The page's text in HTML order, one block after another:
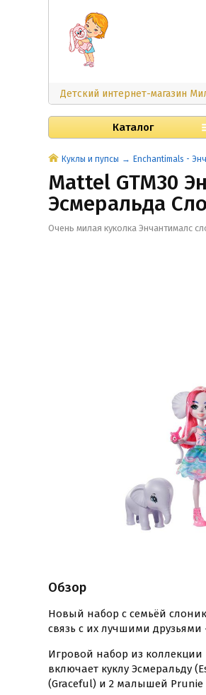
Детский интернет-магазин
Каталог
Куклы и пупсы Enchantimals -
Mattel GTM30
Эсмеральда
Очень милая куколка Энчантималс
Обзор
Новый набор с семьёй
связь с их лучшими
Игровой набор из
включает куклу Эсмеральду
(Graceful) и 2 малышей Prunie